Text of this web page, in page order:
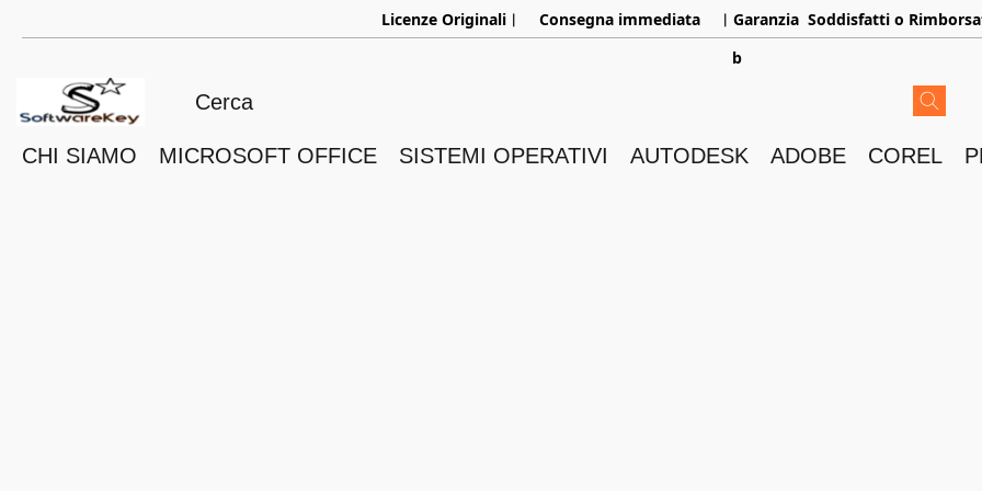
Licenze Originaliㅤ︳ Consegna immediata ㅤ︳Garanzia Soddisfatti o
b
CHI SIAMO MICROSOFT OFFICE SISTEMI OPERATIVI AUTODESK ADOBE COREL